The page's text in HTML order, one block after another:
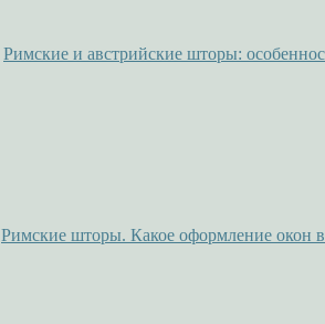
Римские и австрийские шторы:
Римские шторы. Какое оформление окон